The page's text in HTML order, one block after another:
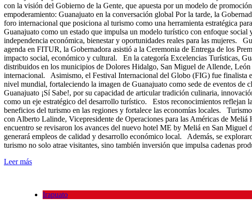
con la visión del Gobierno de la Gente, que apuesta por un modelo de
empoderamiento: Guanajuato en la conversación global Por la tarde, la
foro internacional que posiciona al turismo como una herramienta estratégica
Guanajuato como un estado que impulsa un modelo turístico con enfoque
independencia económica, bienestar y oportunidades reales para las mujeres.
agenda en FITUR, la Gobernadora asistió a la Ceremonia de Entrega de los
impacto social, económico y cultural. En la categoría Excelencias Turísticas,
distribuidos en los municipios de Dolores Hidalgo, San Miguel de Allende,
internacional. Asimismo, el Festival Internacional del Globo (FIG) fue finalista
nivel mundial, fortaleciendo la imagen de Guanajuato como sede de eventos
Guanajuato ¡Sí Sabe!, por su capacidad de articular tradición culinaria,
como un eje estratégico del desarrollo turístico. Estos reconocimientos
beneficios del turismo en las regiones y fortalece las economías locales.
con Alberto Lalinde, Vicepresidente de Operaciones para las Américas de
encuentro se revisaron los avances del nuevo hotel ME by Meliá en San
generará empleos de calidad y desarrollo económico local. Además, se
turismo no solo atrae visitantes, sino también inversión que impulsa cadenas
Leer más
Irapuato